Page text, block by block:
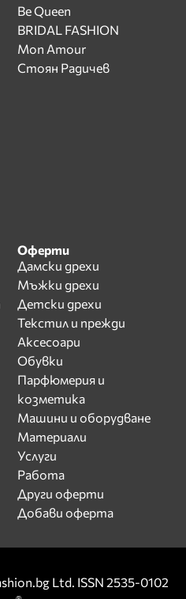
Be Queen
BRIDAL FASHION
Mon Amour
Стоян Радичев
Оферти
Дамски дрехи
Мъжки дрехи
Детски дрехи
Текстил и прежди
Аксесоари
Обувки
Парфюмерия и
козметика
Машини и оборудване
Материали
Услуги
Работа
Други оферти
Добави оферта
Ltd. ISSN 2535-0102